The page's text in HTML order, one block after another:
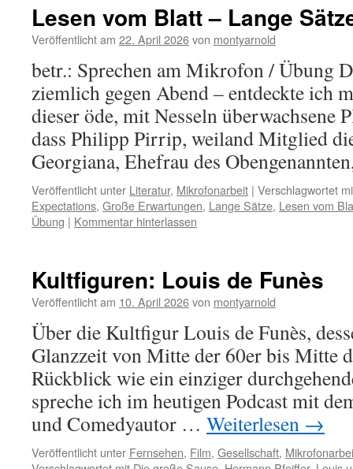
Lesen vom Blatt – Lange
Veröffentlicht am 22. April 2026von montyarnold
betr.: Sprechen am Mikrofon / Übung
ziemlich gegen Abend – entdeckte ich
dieser öde, mit Nesseln überwachsene
dass Philipp Pirrip, weiland Mitglied
Georgiana, Ehefrau des
Veröffentlicht unter Literatur, Mikrofonarbeit | Verschlagwortet
Expectations, Große Erwartungen, Lange Sätze, Lesen vom
Übung | Kommentar hinterlassen
Kultfiguren: Louis de Funès
Veröffentlicht am 10. April 2026von montyarnold
Über die Kultfigur Louis de Funès,
Glanzzeit von Mitte der 60er bis Mitte
Rückblick wie ein einziger
spreche ich im heutigen Podcast mit
und Comedyautor … Weiterlesen →
Veröffentlicht unter Fernsehen, Film, Gesellschaft,